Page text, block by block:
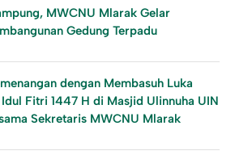
MWCNU Mlarak Gelar
Gedung Terpadu
dengan Membasuh Luka
Idul Fitri 1447 H di Masjid Ulinnuha UIN
Sekretaris MWCNU Mlarak